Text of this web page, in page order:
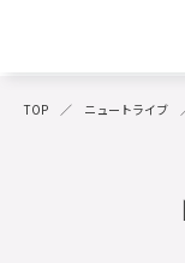
TOP ニュートライブ